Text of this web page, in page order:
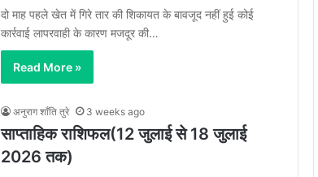
दो माह पहले खेत में गिरे तार की शिकायत के बावजूद नहीं हुई कोई
कार्रवाई लापरवाही के कारण मजदूर की…
Read More »
अनुराग शाँति तुरे 3 weeks ago
साप्ताहिक राशिफल(12 जुलाई से 18 जुलाई
2026 तक)